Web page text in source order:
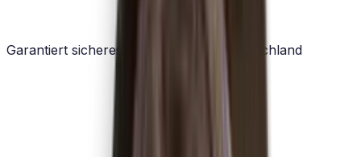
Garantiert sicheres Datenhosting in Deutschland